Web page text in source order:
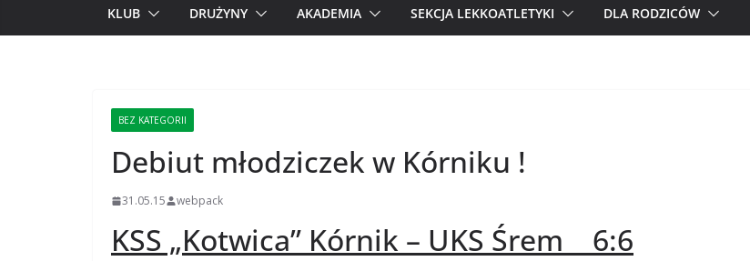
KLUB DRUŻYNY AKADEMIA SEKCJA LEKKOATLETYKI DLA RODZICÓW
BEZ KATEGORII
Debiut młodziczek w Kórniku !
31.05.15 webpack
KSS „Kotwica” Kórnik – UKS Śrem 6:6